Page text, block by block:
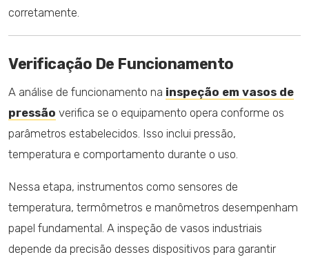
corretamente.
Verificação De Funcionamento
A análise de funcionamento na inspeção em vasos de
pressão verifica se o equipamento opera conforme os
parâmetros estabelecidos. Isso inclui pressão,
temperatura e comportamento durante o uso.
Nessa etapa, instrumentos como sensores de
temperatura, termômetros e manômetros desempenham
papel fundamental. A inspeção de vasos industriais
depende da precisão desses dispositivos para garantir